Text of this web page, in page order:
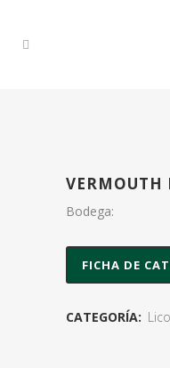
VERMOUTH
Bodega:
FICHA DE
CATEGORÍA: